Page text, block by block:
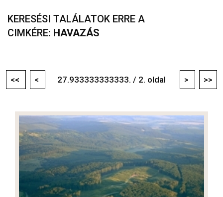
KERESÉSI TALÁLATOK ERRE A
CIMKÉRE: HAVAZÁS
<< < 27.933333333333. / 2. oldal > >>